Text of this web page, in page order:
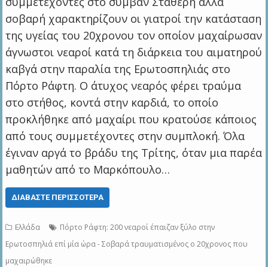
σοβαρή χαρακτηρίζουν οι γιατροί την κατάσταση
της υγείας του 20χρονου τον οποίον μαχαίρωσαν
άγνωστοι νεαροί κατά τη διάρκεια του αιματηρού
καβγά στην παραλία της Ερωτοσπηλιάς στο
Πόρτο Ράφτη. Ο άτυχος νεαρός φέρει τραύμα
στο στήθος, κοντά στην καρδιά, το οποίο
προκλήθηκε από μαχαίρι που κρατούσε κάποιος
από τους συμμετέχοντες στην συμπλοκή. Όλα
έγιναν αργά το βράδυ της Τρίτης, όταν μια παρέα
μαθητών από το Μαρκόπουλο…
ΔΙΑΒΆΣΤΕ ΠΕΡΙΣΣΌΤΕΡΑ
Ελλάδα
Πόρτο Ράφτη: 200 νεαροί έπαιζαν ξύλο στην
Ερωτοσπηλιά επί μία ώρα - Σοβαρά τραυματισμένος ο 20χρονος που
μαχαιρώθηκε